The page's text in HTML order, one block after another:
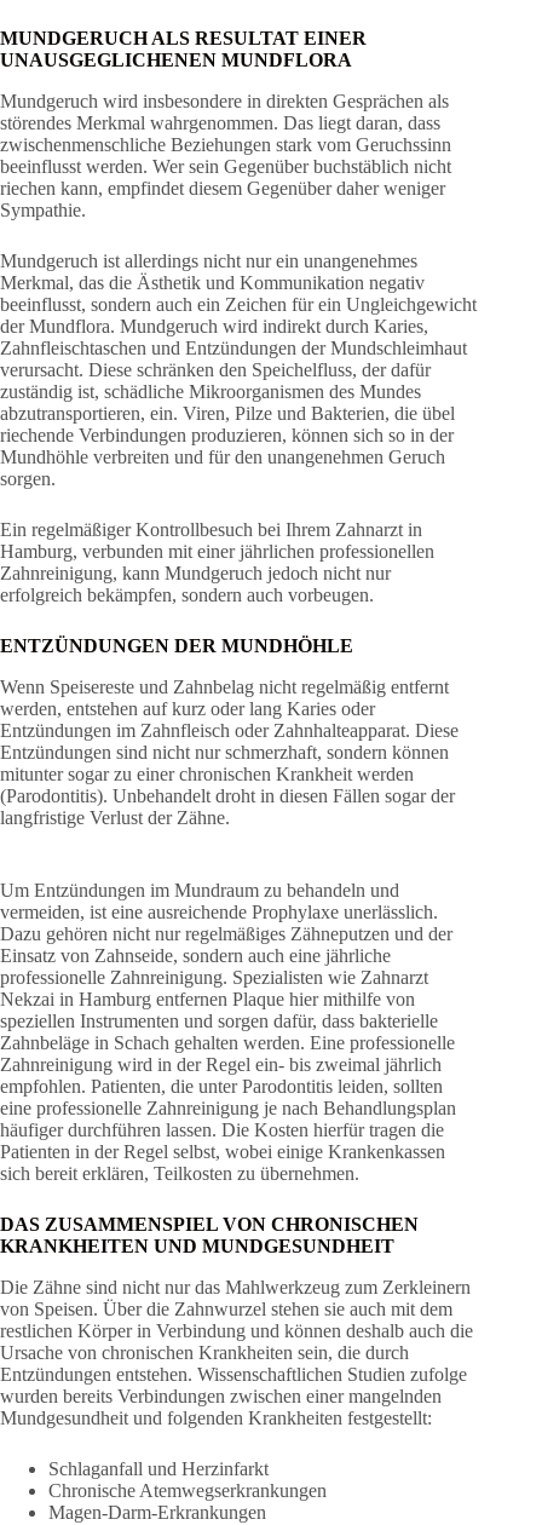
MUNDGERUCH ALS RESULTAT EINER
UNAUSGEGLICHENEN MUNDFLORA
Mundgeruch wird insbesondere in direkten Gesprächen als
störendes Merkmal wahrgenommen. Das liegt daran, dass
zwischenmenschliche Beziehungen stark vom Geruchssinn
beeinflusst werden. Wer sein Gegenüber buchstäblich nicht
riechen kann, empfindet diesem Gegenüber daher weniger
Sympathie.
Mundgeruch ist allerdings nicht nur ein unangenehmes
Merkmal, das die Ästhetik und Kommunikation negativ
beeinflusst, sondern auch ein Zeichen für ein Ungleichgewicht
der Mundflora. Mundgeruch wird indirekt durch Karies,
Zahnfleischtaschen und Entzündungen der Mundschleimhaut
verursacht. Diese schränken den Speichelfluss, der dafür
zuständig ist, schädliche Mikroorganismen des Mundes
abzutransportieren, ein. Viren, Pilze und Bakterien, die übel
riechende Verbindungen produzieren, können sich so in der
Mundhöhle verbreiten und für den unangenehmen Geruch
sorgen.
Ein regelmäßiger Kontrollbesuch bei Ihrem Zahnarzt in
Hamburg, verbunden mit einer jährlichen professionellen
Zahnreinigung, kann Mundgeruch jedoch nicht nur
erfolgreich bekämpfen, sondern auch vorbeugen.
ENTZÜNDUNGEN DER MUNDHÖHLE
Wenn Speisereste und Zahnbelag nicht regelmäßig entfernt
werden, entstehen auf kurz oder lang Karies oder
Entzündungen im Zahnfleisch oder Zahnhalteapparat. Diese
Entzündungen sind nicht nur schmerzhaft, sondern können
mitunter sogar zu einer chronischen Krankheit werden
(Parodontitis). Unbehandelt droht in diesen Fällen sogar der
langfristige Verlust der Zähne.
Um Entzündungen im Mundraum zu behandeln und
vermeiden, ist eine ausreichende Prophylaxe unerlässlich.
Dazu gehören nicht nur regelmäßiges Zähneputzen und der
Einsatz von Zahnseide, sondern auch eine jährliche
professionelle Zahnreinigung. Spezialisten wie Zahnarzt
Nekzai in Hamburg entfernen Plaque hier mithilfe von
speziellen Instrumenten und sorgen dafür, dass bakterielle
Zahnbeläge in Schach gehalten werden. Eine professionelle
Zahnreinigung wird in der Regel ein- bis zweimal jährlich
empfohlen. Patienten, die unter Parodontitis leiden, sollten
eine professionelle Zahnreinigung je nach Behandlungsplan
häufiger durchführen lassen. Die Kosten hierfür tragen die
Patienten in der Regel selbst, wobei einige Krankenkassen
sich bereit erklären, Teilkosten zu übernehmen.
DAS ZUSAMMENSPIEL VON CHRONISCHEN
KRANKHEITEN UND MUNDGESUNDHEIT
Die Zähne sind nicht nur das Mahlwerkzeug zum Zerkleinern
von Speisen. Über die Zahnwurzel stehen sie auch mit dem
restlichen Körper in Verbindung und können deshalb auch die
Ursache von chronischen Krankheiten sein, die durch
Entzündungen entstehen. Wissenschaftlichen Studien zufolge
wurden bereits Verbindungen zwischen einer mangelnden
Mundgesundheit und folgenden Krankheiten festgestellt:
Schlaganfall und Herzinfarkt
Chronische Atemwegserkrankungen
Magen-Darm-Erkrankungen